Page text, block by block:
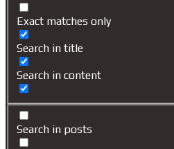
Exact matches only
Search in title
Search in content
Search in posts